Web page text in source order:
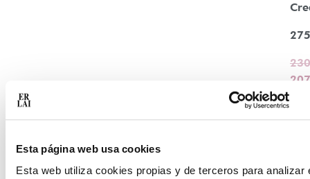
Esta página web usa cookies
Esta web utiliza cookies propias y de terceros para analizar